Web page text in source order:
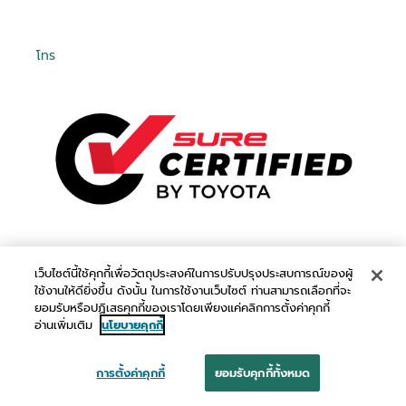
โทร
เว็บไซต์นี้ใช้คุกกี้เพื่อวัตถุประสงค์ในการปรับปรุงประสบการณ์ของผู้
ใช้งานให้ดียิ่งขึ้น ดังนั้น ในการใช้งานเว็บไซต์ ท่านสามารถเลือกที่จะ
ยอมรับหรือปฏิเสธคุกกี้ของเราโดยเพียงแค่คลิกการตั้งค่าคุกกี้
อ่านเพิ่มเติม นโยบายคุกกี้
การตั้งค่าคุกกี้ ยอมรับคุกกี้ทั้งหมด